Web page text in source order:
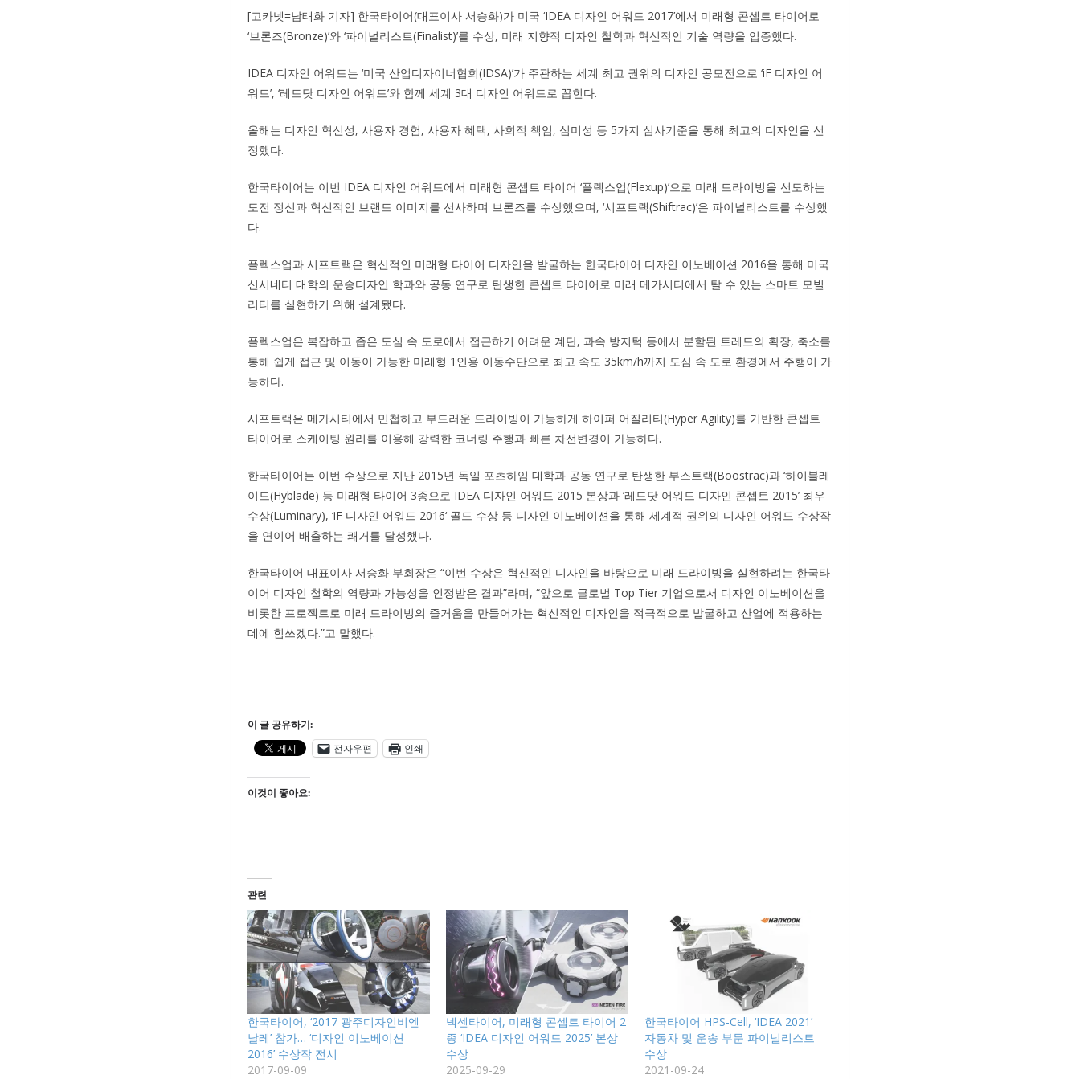
[고카넷=남태화 기자] 한국타이어(대표이사 서승화)가 미국 ‘IDEA 디자인 어워드 2017’에서 미래형 콘셉트 타이어로
‘브론즈(Bronze)’와 ‘파이널리스트(Finalist)’를 수상, 미래 지향적 디자인 철학과 혁신적인 기술 역량을 입증했다.
IDEA 디자인 어워드는 ‘미국 산업디자이너협회(IDSA)’가 주관하는 세계 최고 권위의 디자인 공모전으로 ‘iF 디자인 어
워드’, ‘레드닷 디자인 어워드’와 함께 세계 3대 디자인 어워드로 꼽힌다.
올해는 디자인 혁신성, 사용자 경험, 사용자 혜택, 사회적 책임, 심미성 등 5가지 심사기준을 통해 최고의 디자인을 선
정했다.
한국타이어는 이번 IDEA 디자인 어워드에서 미래형 콘셉트 타이어 ‘플렉스업(Flexup)’으로 미래 드라이빙을 선도하는
도전 정신과 혁신적인 브랜드 이미지를 선사하며 브론즈를 수상했으며, ‘시프트랙(Shiftrac)’은 파이널리스트를 수상했
다.
플렉스업과 시프트랙은 혁신적인 미래형 타이어 디자인을 발굴하는 한국타이어 디자인 이노베이션 2016을 통해 미국
신시네티 대학의 운송디자인 학과와 공동 연구로 탄생한 콘셉트 타이어로 미래 메가시티에서 탈 수 있는 스마트 모빌
리티를 실현하기 위해 설계됐다.
플렉스업은 복잡하고 좁은 도심 속 도로에서 접근하기 어려운 계단, 과속 방지턱 등에서 분할된 트레드의 확장, 축소를
통해 쉽게 접근 및 이동이 가능한 미래형 1인용 이동수단으로 최고 속도 35km/h까지 도심 속 도로 환경에서 주행이 가
능하다.
시프트랙은 메가시티에서 민첩하고 부드러운 드라이빙이 가능하게 하이퍼 어질리티(Hyper Agility)를 기반한 콘셉트
타이어로 스케이팅 원리를 이용해 강력한 코너링 주행과 빠른 차선변경이 가능하다.
한국타이어는 이번 수상으로 지난 2015년 독일 포츠하임 대학과 공동 연구로 탄생한 부스트랙(Boostrac)과 ‘하이블레
이드(Hyblade) 등 미래형 타이어 3종으로 IDEA 디자인 어워드 2015 본상과 ‘레드닷 어워드 디자인 콘셉트 2015’ 최우
수상(Luminary), ‘iF 디자인 어워드 2016‘ 골드 수상 등 디자인 이노베이션을 통해 세계적 권위의 디자인 어워드 수상작
을 연이어 배출하는 쾌거를 달성했다.
한국타이어 대표이사 서승화 부회장은 “이번 수상은 혁신적인 디자인을 바탕으로 미래 드라이빙을 실현하려는 한국타
이어 디자인 철학의 역량과 가능성을 인정받은 결과”라며, “앞으로 글로벌 Top Tier 기업으로서 디자인 이노베이션을
비롯한 프로젝트로 미래 드라이빙의 즐거움을 만들어가는 혁신적인 디자인을 적극적으로 발굴하고 산업에 적용하는
데에 힘쓰겠다.”고 말했다.
이 글 공유하기:
전자우편
인쇄
이것이 좋아요:
관련
한국타이어, ‘2017 광주디자인비엔
날레’ 참가… ‘디자인 이노베이션
2016’ 수상작 전시
2017-09-09
넥센타이어, 미래형 콘셉트 타이어 2
종 ‘IDEA 디자인 어워드 2025’ 본상
수상
2025-09-29
한국타이어 HPS-Cell, ‘IDEA 2021’
자동차 및 운송 부문 파이널리스트
수상
2021-09-24